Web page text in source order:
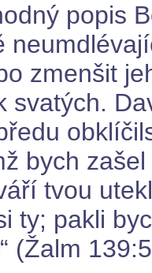
popis
zmenšit
svatých.
bych zašel
tvou
ty; pakli
(Žalm